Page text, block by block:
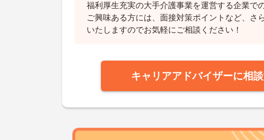
福利厚生充実の大手介護事業を運営する企業で
ご興味ある方には、面接対策ポイントなど、さ
いたしますのでお気軽にご相談ください！
キャリアアドバイザーに相